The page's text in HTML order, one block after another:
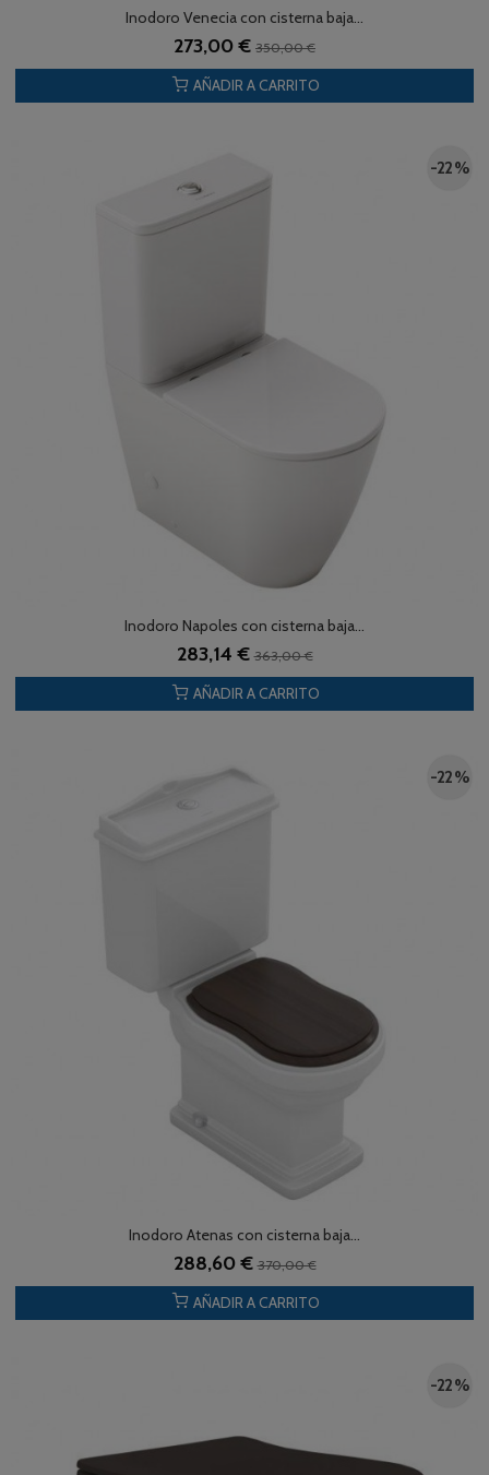
Inodoro Venecia con cisterna baja...
273,00 € 350,00 €
AÑADIR A CARRITO
-22 %
Inodoro Napoles con cisterna baja...
283,14 €363,00 €
AÑADIR A CARRITO
-22 %
Inodoro Atenas con cisterna baja...
288,60 €370,00 €
AÑADIR A CARRITO
-22 %